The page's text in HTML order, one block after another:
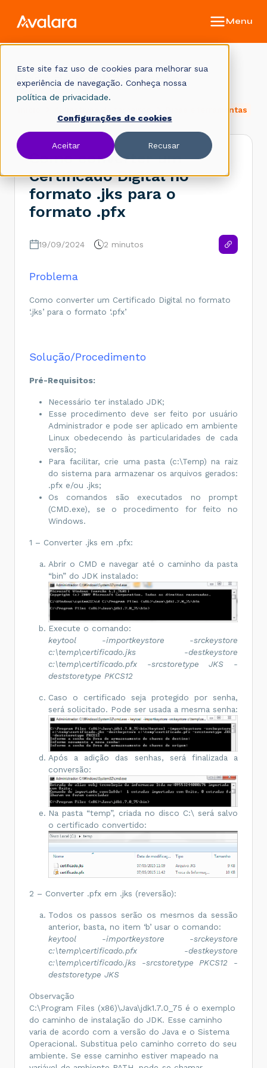
Este site faz uso de cookies para melhorar sua
experiência de navegação. Conheça nossa
política de privacidade.
Configurações de cookies
Aceitar Recusar
Base de conhecimento
Dicas e ferramentas
Como converter um
Certificado Digital no
formato .jks para o
formato .pfx
19/09/2024 2 minutos
Problema
Como converter um Certificado Digital no formato
‘.jks’ para o formato ‘.pfx’
Solução/Procedimento
Pré-Requisitos:
Necessário ter instalado JDK;
Esse procedimento deve ser feito por usuário
Administrador e pode ser aplicado em ambiente
Linux obedecendo às particularidades de cada
versão;
Para facilitar, crie uma pasta (c:\Temp) na raiz
do sistema para armazenar os arquivos gerados:
.pfx e/ou .jks;
Os comandos são executados no prompt
(CMD.exe), se o procedimento for feito no
Windows.
1 – Converter .jks em .pfx:
Abrir o CMD e navegar até o caminho da pasta
“bin” do JDK instalado:
Execute o comando:
keytool -importkeystore -srckeystore
c:\temp\certificado.jks -destkeystore
c:\temp\certificado.pfx -srcstoretype JKS -
deststoretype PKCS12
Caso o certificado seja protegido por senha,
será solicitado. Pode ser usada a mesma senha:
Após a adição das senhas, será finalizada a
conversão:
Na pasta “temp”, criada no disco C:\ será salvo
o certificado convertido:
2 – Converter .pfx em .jks (reversão):
Todos os passos serão os mesmos da sessão
anterior, basta, no item ‘b’ usar o comando:
keytool -importkeystore -srckeystore
c:\temp\certificado.pfx -destkeystore
c:\temp\certificado.jks -srcstoretype PKCS12 -
deststoretype JKS
Observação
C:\Program Files (x86)\Java\jdk1.7.0_75 é o exemplo
do caminho de instalação do JDK. Esse caminho
varia de acordo com a versão do Java e o Sistema
Operacional. Substitua pelo caminho correto do seu
ambiente. Se esse caminho estiver mapeado na